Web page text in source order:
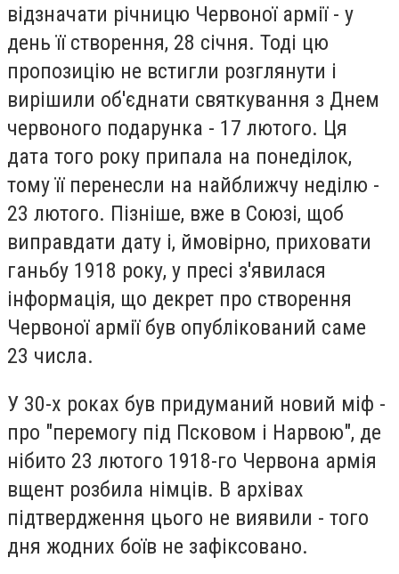
відзначати річницю Червоної армії - у
день її створення, 28 січня. Тоді цю
пропозицію не встигли розглянути і
вирішили об'єднати святкування з Днем
червоного подарунка - 17 лютого. Ця
дата того року припала на понеділок,
тому її перенесли на найближчу неділю -
23 лютого. Пізніше, вже в Союзі, щоб
виправдати дату і, ймовірно, приховати
ганьбу 1918 року, у пресі з'явилася
інформація, що декрет про створення
Червоної армії був опублікований саме
23 числа.
У 30-х роках був придуманий новий міф -
про "перемогу під Псковом і Нарвою", де
нібито 23 лютого 1918-го Червона армія
вщент розбила німців. В архівах
підтвердження цього не виявили - того
дня жодних боїв не зафіксовано.